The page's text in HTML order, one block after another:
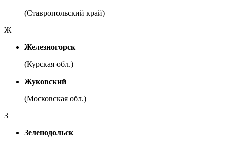
(Ставропольский край)
Ж
Железногорск
(Курская обл.)
Жуковский
(Московская обл.)
З
Зеленодольск